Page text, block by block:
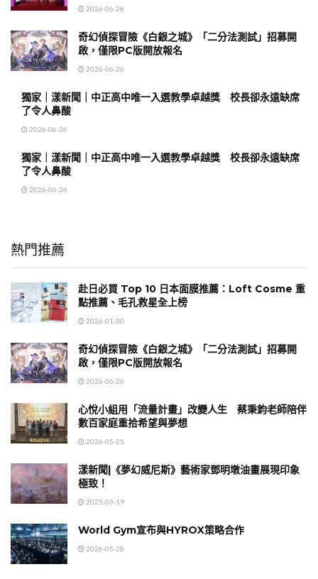
2026-06-26
奇幻偵探冒險《白銀之城》「二分法測試」招募開
啟，僅限PC版開放報名
2026-06-26
獨家｜漾新聞｜中正高中唯一入選教學卓越獎 校長卻永遠缺席
了令人鼻酸
2026-06-26
獨家｜漾新聞｜中正高中唯一入選教學卓越獎 校長卻永遠缺席
了令人鼻酸
2026-06-26
熱門推薦
赴日必買 Top 10 日本面膜推薦：Loft Cosme 重
點推薦、毛孔救星全上榜
2026-01-30
奇幻偵探冒險《白銀之城》「二分法測試」招募開
啟，僅限PC版開放報名
2026-06-26
心悅小組用「流量計畫」改變人生 蔡秉鈞老師陪伴
數百家庭重拾希望與夢想
2026-05-25
漾新聞|《夢幻威尼斯》藝術家鄧明墩油畫展現印象
極致！
2025-03-19
World Gym宣布與HYROX策略合作
2026-05-28